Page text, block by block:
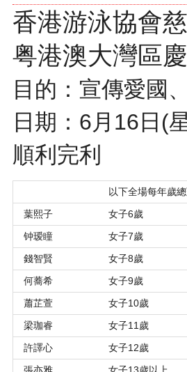
香港游泳協會
粤港澳大灣區
目的：宣傳愛國
日期：6月16日(
順利完利
以下全場每年歲
葉熙子
女子6歲
钟瑷瞳
女子7歲
錢智賢
女子8歲
何蕎希
女子9歲
蕭芷萱
女子10歲
梁珈睿
女子11歲
許譯心
女子12歲